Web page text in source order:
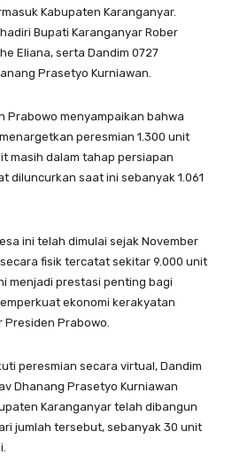
Kabupaten Karanganyar.
Bupati Karanganyar Rober
Eliana, serta Dandim 0727
Prasetyo Kurniawan.
Prabowo menyampaikan bahwa
peresmian 1.300 unit
masih dalam tahap persiapan
diluncurkan saat ini sebanyak 1.061
ini telah dimulai sejak November
fisik tercatat sekitar 9.000 unit
menjadi prestasi penting bagi
ekonomi kerakyatan
Presiden Prabowo.
peresmian secara virtual, Dandim
Dhanang Prasetyo Kurniawan
Karanganyar telah dibangun
jumlah tersebut, sebanyak 30 unit